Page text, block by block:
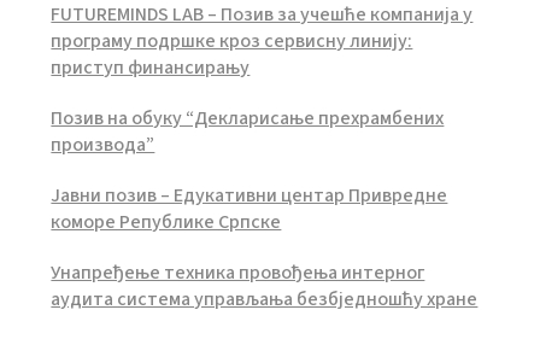
FUTUREMINDS LAB – Позив за учешће компанија у
програму подршке кроз сервисну линију:
приступ финансирању
Позив на обуку “Декларисање прехрамбених
производа”
Јавни позив – Едукативни центар Привредне
коморе Републике Српске
Унапређење техника провођења интерног
аудита система управљања безбједношћу хране